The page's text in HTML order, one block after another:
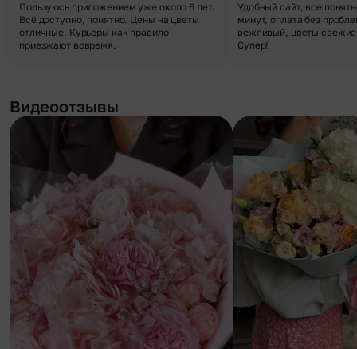
Пользуюсь приложением уже около 6 лет.
Всё доступно, понятно. Цены на цветы
отличные. Курьеры как правило
приезжают вовремя.
Удобный сайт, все
минут, оплата без
вежливый, цветы
Супер!
Видеоотзывы